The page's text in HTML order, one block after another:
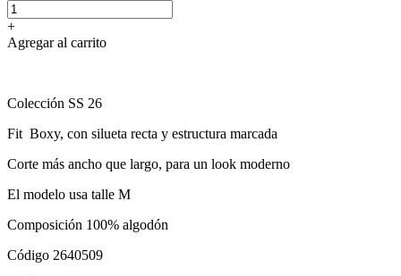
+
Agregar al carrito
Colección SS 26
Fit Boxy, con silueta recta y estructura marcada
Corte más ancho que largo, para un look moderno
El modelo usa talle M
Composición 100% algodón
Código 2640509